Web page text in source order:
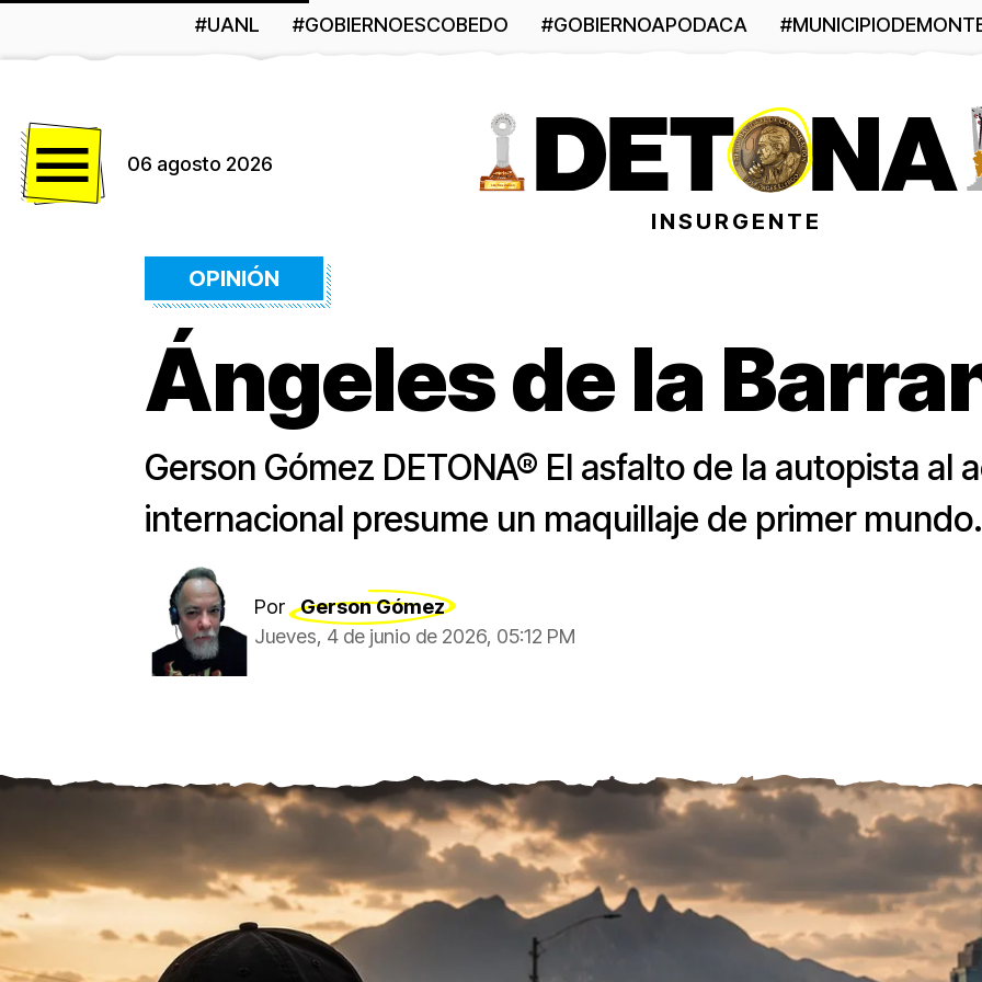
#UANL #GOBIERNOESCOBEDO #GOBIERNOAPODACA
06 agosto 2026
INSURGENTE
OPINIÓN
Ángeles de la
Gerson Gómez DETONA® El asfalto de la autopista al
internacional presume un maquillaje de primer mundo.
Por
Gerson Gómez
Jueves, 4 de junio de 2026, 05:12 PM